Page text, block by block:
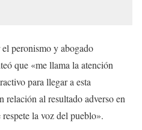
🎙️@Nicomarsico
#SomosRadio
peronismo y abogado
que «me llama la atención
para llegar a esta
relación al resultado adverso en
la voz del pueblo».